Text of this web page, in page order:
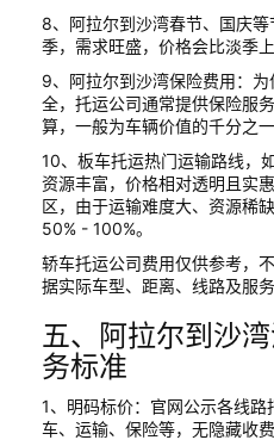
8、阿拉尔到沙湾春节、国庆
季，需求旺盛，价格会比淡季
9、阿拉尔到沙湾保险费用：
全，托运公司通常提供保险服
算，一般为车辆价值的千分之一
10、板车托运热门运输路线，
资源丰富，价格相对透明且实
区，由于运输难度大、资源稀
50% - 100%。
轿车托运公司费用仅供参考，
据实际车型、距离、线路及服务
五、阿拉尔到沙
务标准
1、明码标价：官网公示各线
车、运输、保险等，无隐藏收费